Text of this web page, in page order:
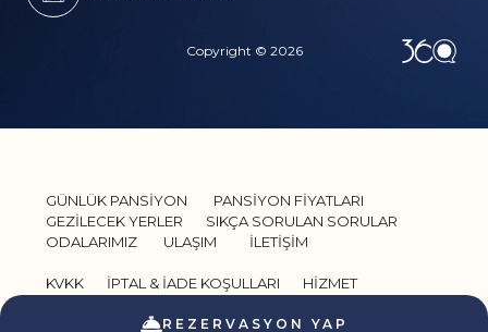
REZERVASYON YAP
Copyright © 2026
GÜNLÜK PANSİYON
PANSİYON FİYATLARI
GEZİLECEK YERLER
SIKÇA SORULAN SORULAR
ODALARIMIZ
ULAŞIM İLETİŞİM
KVKK İPTAL & İADE KOŞULLARI
HİZMET